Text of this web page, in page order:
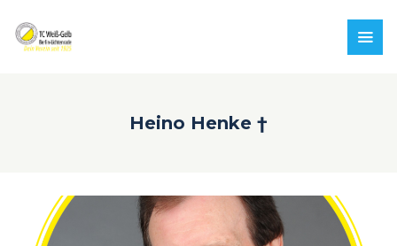
Heino Henke †